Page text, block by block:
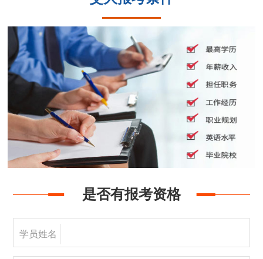
是否有报考资格
学员姓名